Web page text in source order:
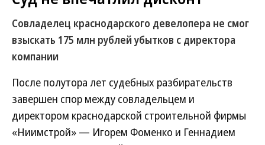
Совладелец краснодарского девелопера не смог
взыскать 175 млн рублей убытков с директора
компании
После полутора лет судебных разбирательств
завершен спор между совладельцем и
директором краснодарской строительной фирмы
«Ниимстрой» — Игорем Фоменко и Геннадием